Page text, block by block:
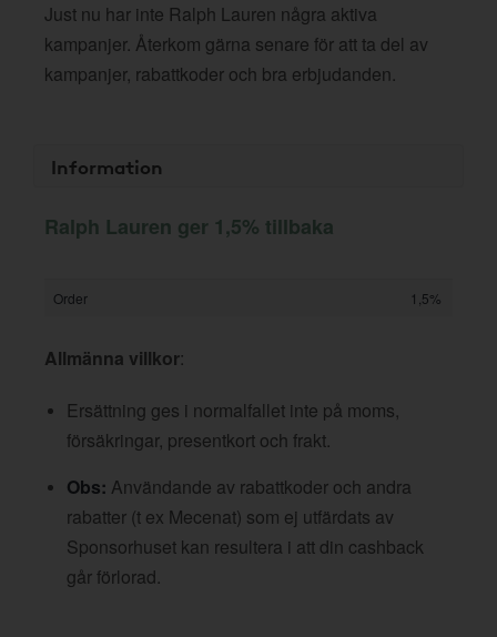
Just nu har inte Ralph Lauren några aktiva
kampanjer. Återkom gärna senare för att ta del av
kampanjer, rabattkoder och bra erbjudanden.
Information
Ralph Lauren ger 1,5% tillbaka
Order 1,5%
Allmänna villkor:
Ersättning ges i normalfallet inte på moms,
försäkringar, presentkort och frakt.
Obs: Användande av rabattkoder och andra
rabatter (t ex Mecenat) som ej utfärdats av
Sponsorhuset kan resultera i att din cashback
går förlorad.